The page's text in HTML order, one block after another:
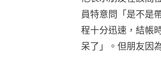
員特意問「是不是
程十分迅速，結帳
呆了」。但朋友因